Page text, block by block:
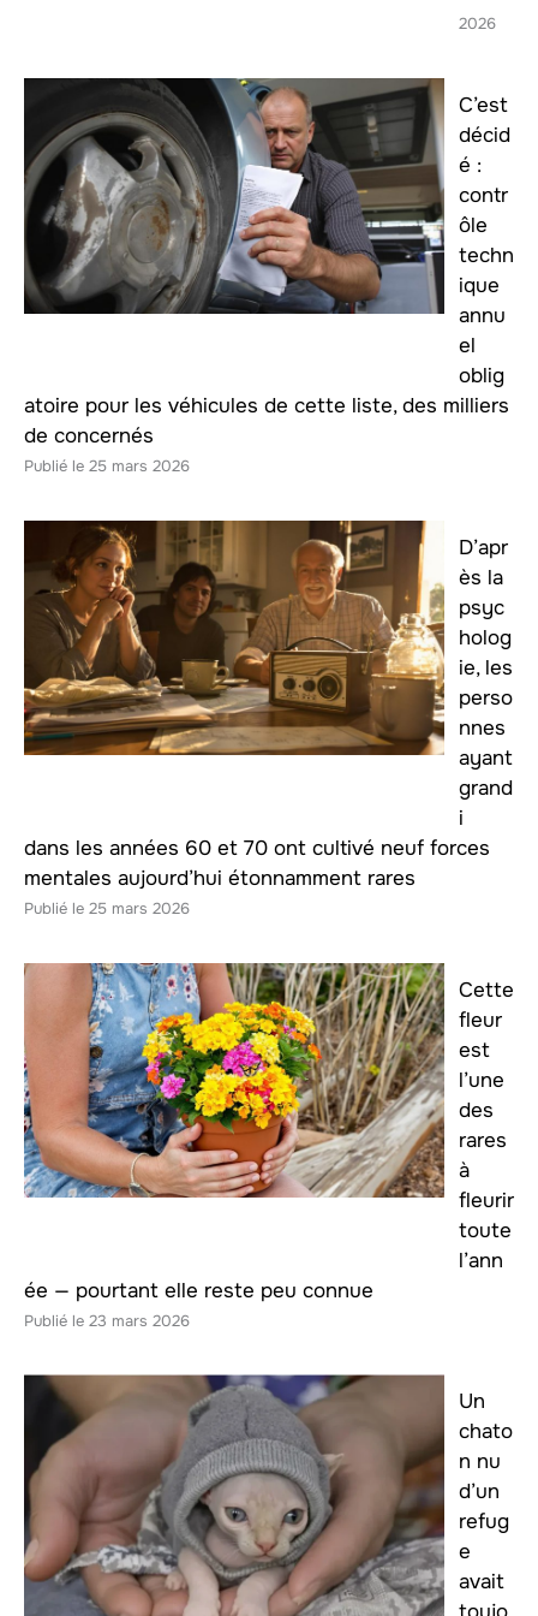
2026
C’est
décid
é :
contr
ôle
techn
ique
annu
el
oblig
atoire pour les véhicules de cette liste, des milliers
de concernés
25 mars 2026
D’apr
ès la
psyc
holog
ie, les
perso
nnes
ayant
grand
i
dans les années 60 et 70 ont cultivé neuf forces
mentales aujourd’hui étonnamment rares
25 mars 2026
Cette
fleur
est
l’une
des
rares
à
fleurir
toute
l’ann
ée — pourtant elle reste peu connue
23 mars 2026
Un
chato
n nu
d’un
refug
e
avait